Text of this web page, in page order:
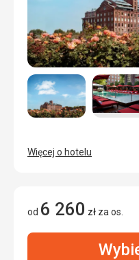
Więcej o hotelu
od 6 260 zł za os.